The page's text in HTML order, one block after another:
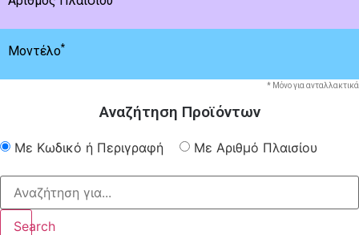
Μοντέλο*
* Μόνο για ανταλλακτικά
Αναζήτηση Προϊόντων
Με Κωδικό ή Περιγραφή Με Αριθμό Πλαισίου
Search